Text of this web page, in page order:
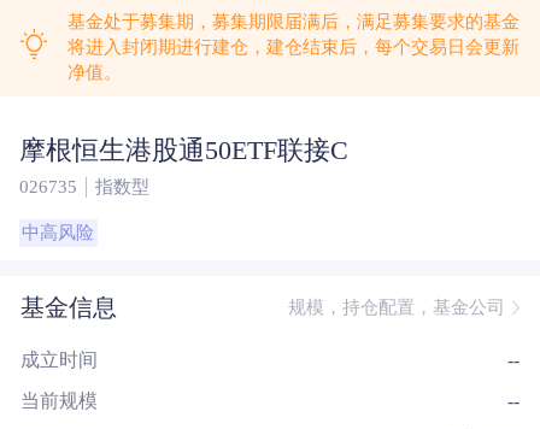
基金处于募集期，募集期限届满后，满足募集要求的基金
将进入封闭期进行建仓，建仓结束后，每个交易日会更新
净值。
摩根恒生港股通50ETF联接C
026735 指数型
中高风险
基金信息 规模，持仓配置，基金公司
成立时间 --
当前规模 --